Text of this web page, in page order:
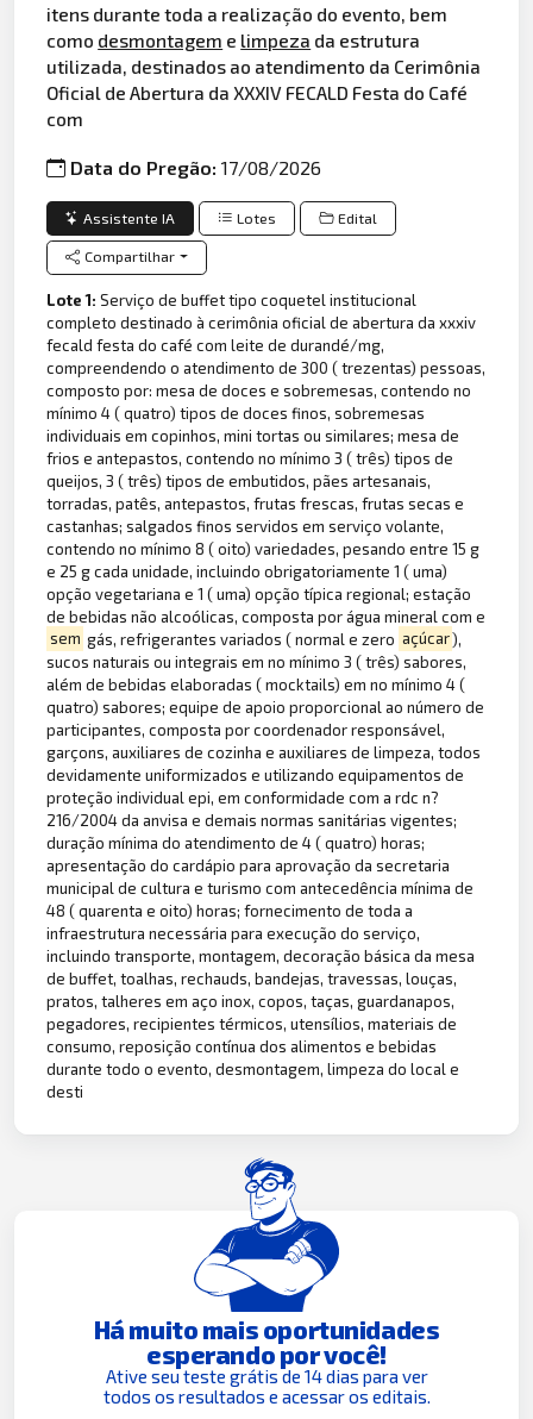
itens durante toda a realização do evento, bem
como desmontagem e limpeza da estrutura
utilizada, destinados ao atendimento da Cerimônia
Oficial de Abertura da XXXIV FECALD Festa do Café
com
Data do Pregão:17/08/2026
Assistente IA Lotes Edital
Compartilhar
Lote 1:Serviço de buffet tipo coquetel institucional
completo destinado à cerimônia oficial de abertura da xxxiv
fecald festa do café com leite de durandé/mg,
compreendendo o atendimento de 300 ( trezentas) pessoas,
composto por: mesa de doces e sobremesas, contendo no
mínimo 4 ( quatro) tipos de doces finos, sobremesas
individuais em copinhos, mini tortas ou similares; mesa de
frios e antepastos, contendo no mínimo 3 ( três) tipos de
queijos, 3 ( três) tipos de embutidos, pães artesanais,
torradas, patês, antepastos, frutas frescas, frutas secas e
castanhas; salgados finos servidos em serviço volante,
contendo no mínimo 8 ( oito) variedades, pesando entre 15 g
e 25 g cada unidade, incluindo obrigatoriamente 1 ( uma)
opção vegetariana e 1 ( uma) opção típica regional; estação
de bebidas não alcoólicas, composta por água mineral com e
sem gás, refrigerantes variados ( normal e zero açúcar),
sucos naturais ou integrais em no mínimo 3 ( três) sabores,
além de bebidas elaboradas ( mocktails) em no mínimo 4 (
quatro) sabores; equipe de apoio proporcional ao número de
participantes, composta por coordenador responsável,
garçons, auxiliares de cozinha e auxiliares de limpeza, todos
devidamente uniformizados e utilizando equipamentos de
proteção individual epi, em conformidade com a rdc n?
216/2004 da anvisa e demais normas sanitárias vigentes;
duração mínima do atendimento de 4 ( quatro) horas;
apresentação do cardápio para aprovação da secretaria
municipal de cultura e turismo com antecedência mínima de
48 ( quarenta e oito) horas; fornecimento de toda a
infraestrutura necessária para execução do serviço,
incluindo transporte, montagem, decoração básica da mesa
de buffet, toalhas, rechauds, bandejas, travessas, louças,
pratos, talheres em aço inox, copos, taças, guardanapos,
pegadores, recipientes térmicos, utensílios, materiais de
consumo, reposição contínua dos alimentos e bebidas
durante todo o evento, desmontagem, limpeza do local e
desti
Há muito mais oportunidades
esperando por você!
Ative seu teste grátis de 14 dias para ver
todos os resultados e acessar os editais.